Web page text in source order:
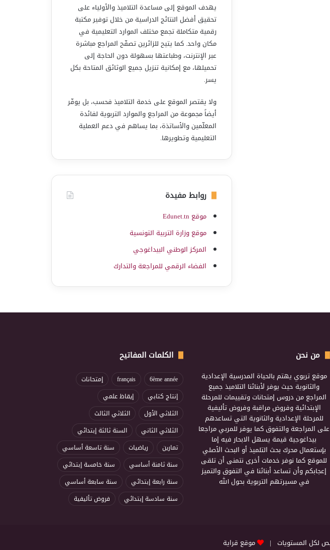
يهدف الموقع إلى مساعدة التلاميذ والأولياء على
تحقيق أفضل النتائج الدراسية من خلال توفير مكتبة
رقمية متكاملة تجمع مختلف الموارد التعليمية في
مكان واحد. كما يتيح للزائرين تصفّح المراجع مباشرة
عبر الإنترنت، وطباعتها بسهولة دون الحاجة إلى
تحميلها، مع إمكانية تنزيل جميع الوثائق المتاحة بكل
يسر.
ولا يقتصر الموقع على خدمة التلاميذ فحسب، بل يوفّر
أيضاً مجموعة من المراجع والموارد التربوية لفائدة
المعلّمين والأساتذة، بما يساهم في دعم العملية
التعليمية وتطويرها.
روابط مفيدة
موقع Edunet.tn
موقع وزارة التربية التونسية
المركز الوطني البيداغوجي
الفضاء الرقمي للمراجعة والتدارك
من نحن
موقع تربوي يهتم بالحياة المدرسية الإعدادية
والثانوية حيث يوفر لأبنائنا التلاميذ جميع
المراجع من دروس إمتحانات وتقييمات للمرحلة
الإبتدائية وفروض مراقبة وفروض تأليفية
للمرحلة الإعدادية والثانوية التي تساعدهم
على المراجعة والتفوق كما يوفر للمربي مراجعا
بيداغوجية قيمة يسهل الابحار فيه إما
بإستعمال محرك بحث التلميذ أو البحث الأصلي
للموقع كما نوفر خدمات أخرى نتمنى أن تلقى
إعجابكم وأن تساعد أبنائنا في التفوق والتميز
في مسيرتهم التربوية بحول الله
الكلمات المفاتيح
6ème année
français
إمتحانات
إنتاج كتابي
إيقاظ علمي
الثلاثي الأول
الثلاثي الثالث
الثلاثي الثاني
السنة ثالثة إبتدائي
تمارين
رياضيات
سنة تاسعة أساسي
سنة ثامنة أساسي
سنة خامسة إبتدائي
سنة رابعة إبتدائي
سنة سابعة أساسي
سنة سادسة إبتدائي
فروض تأليفية
موقع قراية